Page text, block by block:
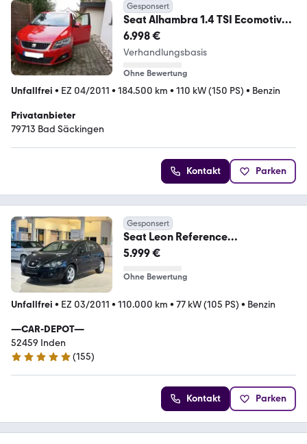
Gesponsert
Seat Alhambra 1.4 TSI Ecomotive
Style
6.998 €
Verhandlungsbasis
Ohne Bewertung
Unfallfrei • EZ 04/2011 • 184.500 km • 110 kW (150 PS) • Benzin
Privatanbieter
79713 Bad Säckingen
Kontakt Parken
Gesponsert
Seat Leon Reference
Ecomotive*KLIMA*SHZ*PDC*TEM
5.999 €
Ohne Bewertung
Unfallfrei • EZ 03/2011 • 110.000 km • 77 kW (105 PS) • Benzin
—CAR-DEPOT—
52459 Inden
4.9 Sterne
(155)
Kontakt Parken